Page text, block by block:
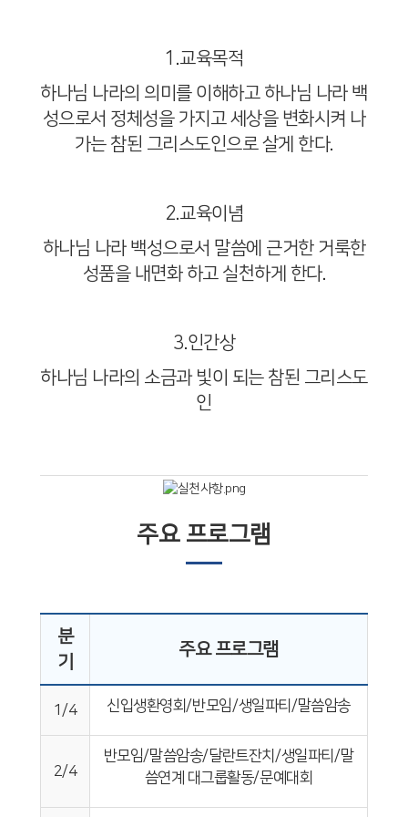
1.교육목적
하나님 나라의 의미를 이해하고 하나님 나라 백
성으로서 정체성을 가지고 세상을 변화시켜 나
가는 참된 그리스도인으로 살게 한다.
2.교육이념
하나님 나라 백성으로서 말씀에 근거한 거룩한
성품을 내면화 하고 실천하게 한다.
3.인간상
하나님 나라의 소금과 빛이 되는 참된 그리스도
인
주요 프로그램
분
기
주요 프로그램
1/4 신입생환영회 /반모임/생일파티 /말씀암송
2/4
반모임/말씀암송/달란트잔치 /생일파티 /말
씀연계 대그룹활동/문예대회